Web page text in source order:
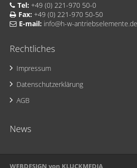
Tel: +49 (0) 221-970 50-0
Fax: +49 (0) 221-970 50-50
E-mail: info@h-w-antriebselemente.de
Rechtliches
Impressum
Datenschutzerklärung
AGB
News
WEBDESIGN von KLUCKMEDIA